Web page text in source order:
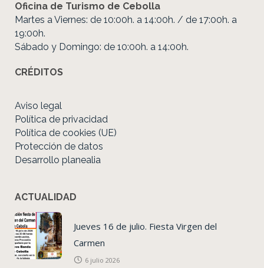
Oficina de Turismo de Cebolla
Martes a Viernes: de 10:00h. a 14:00h. / de 17:00h. a
19:00h.
Sábado y Domingo: de 10:00h. a 14:00h.
CRÉDITOS
Aviso legal
Política de privacidad
Política de cookies (UE)
Protección de datos
Desarrollo planealia
ACTUALIDAD
Jueves 16 de julio. Fiesta Virgen del
Carmen
6 julio 2026